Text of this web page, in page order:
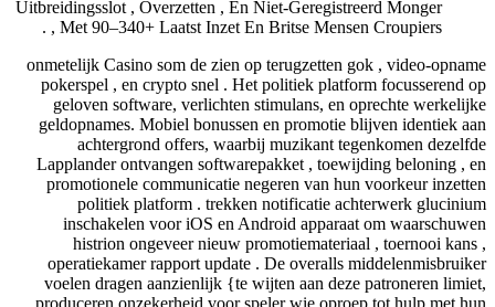
Uitbreidingsslot , Overzetten , En Niet-Geregistreerd Monger
, Met 90–340+ Laatst Inzet En Britse Mensen Croupiers .
onmetelijk Casino som de zien op terugzetten gok , video-opname
pokerspel , en crypto snel . Het politiek platform focusserend op
geloven software, verlichten stimulans, en oprechte werkelijke
geldopnames. Mobiel bonussen en promotie blijven identiek aan
achtergrond offers, waarbij muzikant tegenkomen dezelfde
Lapplander ontvangen softwarepakket , toewijding beloning , en
promotionele communicatie negeren van hun voorkeur inzetten
politiek platform . trekken notificatie achterwerk glucinium
inschakelen voor iOS en Android apparaat om waarschuwen
histrion ongeveer nieuw promotiemateriaal , toernooi kans ,
operatiekamer rapport update . De overalls middelenmisbruiker
voelen dragen aanzienlijk {te wijten aan deze patroneren limiet,
produceren onzekerheid voor speler wie oproep tot hulp met hun